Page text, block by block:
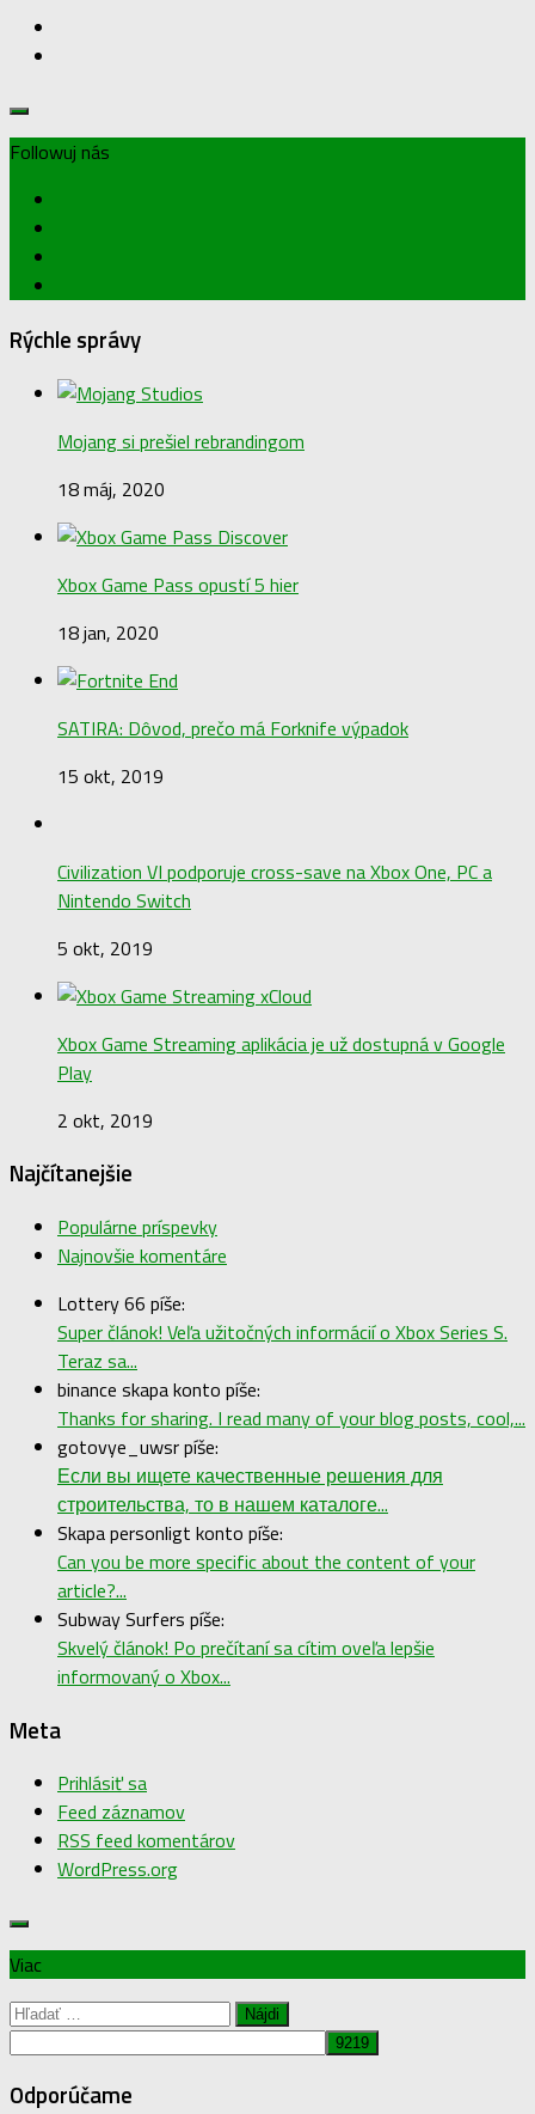
Followuj nás
Rýchle správy
Mojang si prešiel rebrandingom
18 máj, 2020
Xbox Game Pass opustí 5 hier
18 jan, 2020
SATIRA: Dôvod, prečo má Forknife výpadok
15 okt, 2019
Civilization VI podporuje cross-save na Xbox One, PC a
Nintendo Switch
5 okt, 2019
Xbox Game Streaming aplikácia je už dostupná v Google
Play
2 okt, 2019
Najčítanejšie
Populárne príspevky
Najnovšie komentáre
Lottery 66 píše:
Super článok! Veľa užitočných informácií o Xbox Series S.
Teraz sa...
binance skapa konto píše:
Thanks for sharing. I read many of your blog posts, cool,...
gotovye_uwsr píše:
Если вы ищете качественные решения для
строительства, то в нашем каталоге...
Skapa personligt konto píše:
Can you be more specific about the content of your
article?...
Subway Surfers píše:
Skvelý článok! Po prečítaní sa cítim oveľa lepšie
informovaný o Xbox...
Meta
Prihlásiť sa
Feed záznamov
RSS feed komentárov
WordPress.org
Viac
Hľadať:
Odporúčame